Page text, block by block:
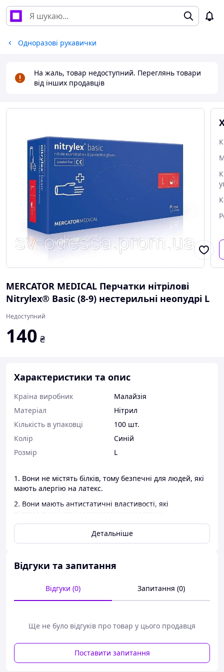
Одноразові рукавички
На жаль, товар недоступний. Переглянь товари
від інших продавців
MERCATOR MEDICAL Перчатки нітрілові
Nitrylex® Basic (8-9) нестерильні неопудрі L
Недоступний
140 ₴
Характеристики та опис
Країна виробник
Малайзія
Матеріал
Нітрил
Кількість в упаковці
100 шт.
Колір
Синій
Розмір
L
1. Вони не містять білків, тому безпечні для людей, які
мають алергію на латекс.
2. Вони мають антистатичні властивості, які
підтверджені стандартизованими тестами.
Характеристики нітрілових рукавичок Nitrylex®:
Колір: фіолетовий/синій
Порошковоподібний засіб (пудра)
: ≤1,5
Класифікація CE: Клас I - лікаря / категорія I - засоби
індивідуального захисту
Пакування: 100 шт.
Детальніше
Відгуки та запитання
Відгуки (0) Запитання (0)
Ще не було відгуків про товар у цього продавця
Поставити запитання